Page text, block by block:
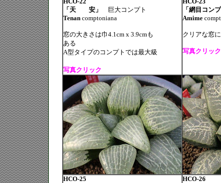
「天 安」
巨大コンプト
Tenancomptoniana
窓の大きさは巾4.1cm x 3.9cmも
ある
A型タイプのコンプトでは最大級
写真クリック
「網目コン
Amime
クリアな窓
写真クリック
HCO-25
HCO-26